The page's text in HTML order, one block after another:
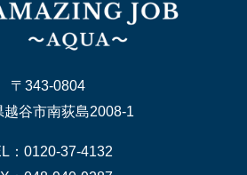
〒343-0804
越谷市南荻島2008-1
：0120-37-4132